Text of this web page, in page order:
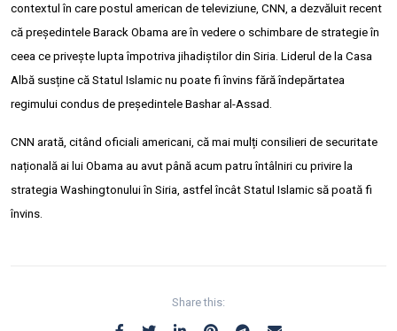
contextul în care postul american de televiziune, CNN, a dezvăluit recent
că președintele Barack Obama are în vedere o schimbare de strategie în
ceea ce privește lupta împotriva jihadiștilor din Siria. Liderul de la Casa
Albă susține că Statul Islamic nu poate fi învins fără îndepărtatea
regimului condus de președintele Bashar al-Assad.
CNN arată, citând oficiali americani, că mai mulți consilieri de securitate
națională ai lui Obama au avut până acum patru întâlniri cu privire la
strategia Washingtonului în Siria, astfel încât Statul Islamic să poată fi
învins.
Share this: